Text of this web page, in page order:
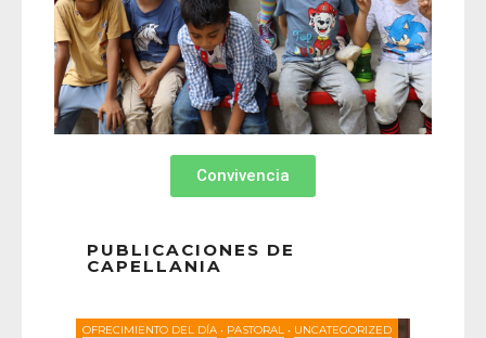
Convivencia
PUBLICACIONES DE
CAPELLANIA
OFRECIMIENTO DEL DÍA • PASTORAL • UNCATEGORIZED